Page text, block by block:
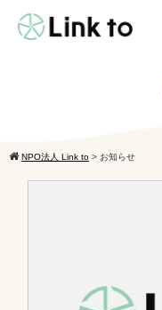
NPO法人 Link to > お知らせ